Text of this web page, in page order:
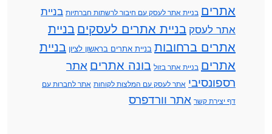
אתרים בניית אתר לעסק עם חיבור לרשתות חברתיות בניית
אתר לעסק בניית אתרים לעסקים בניית
אתרים ברחובות בניית אתרים בראשון לציון בניית
אתרים בניית אתר בזול בונה אתרים אתר
רספונסיבי אתר לעסק עם המלצות לקוחות אתר לחברות עם
דף יצירת קשר אתר וורדפרס